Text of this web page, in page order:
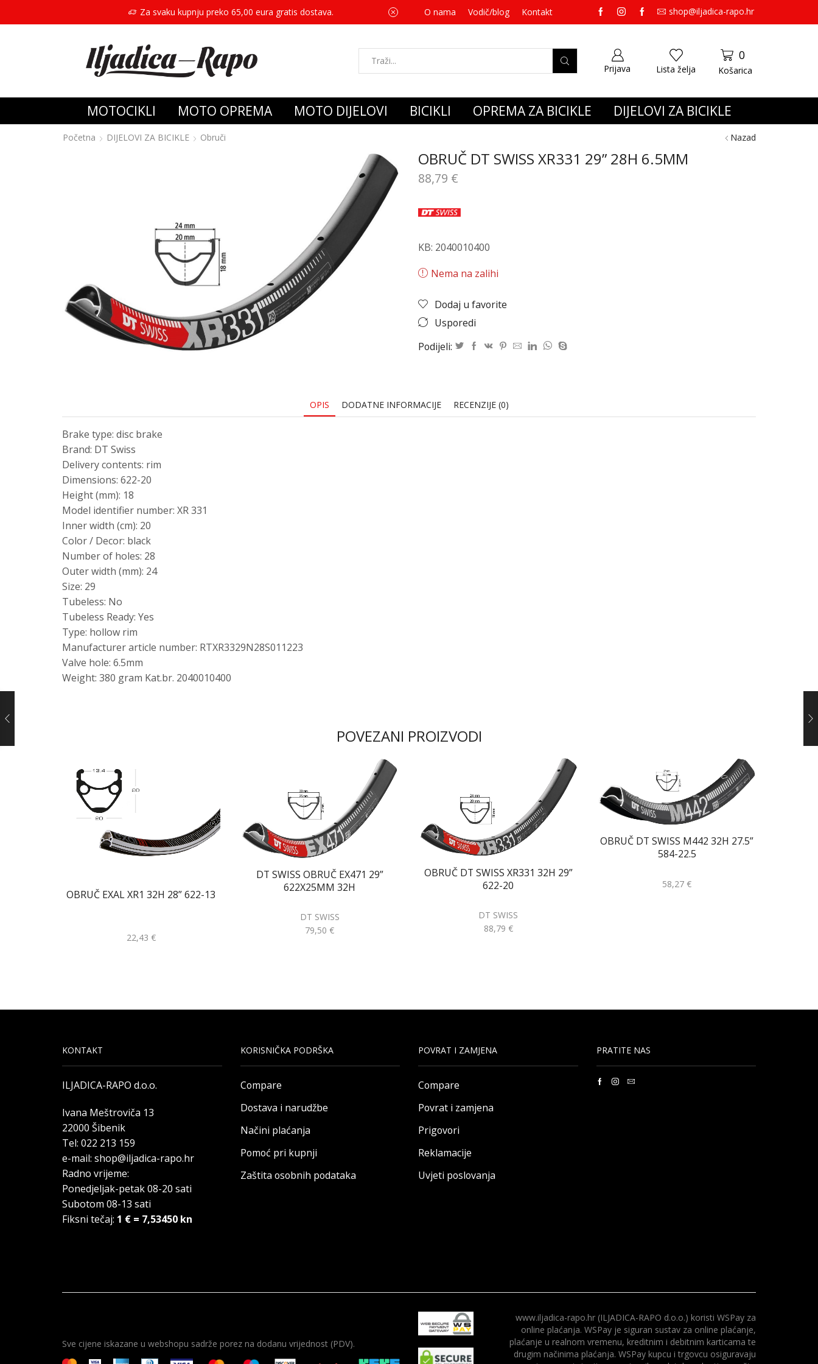
Za svaku kupnju preko 65,00 eura gratis dostava. Za svaku kupnju preko 65,00 eura gratis dostava.
O nama Vodič/blog Kontakt shop@iljadica-rapo.hr
Prijava Lista želja
0
Košarica
MOTOCIKLI MOTO OPREMA MOTO DIJELOVI BICIKLI OPREMA ZA BICIKLE DIJELOVI ZA BICIKLE
Početna DIJELOVI ZA BICIKLE Obruči Nazad
OBRUČ DT SWISS XR331 29” 28H 6.5MM
88,79 €
KB: 2040010400
Nema na zalihi
Dodaj u favorite
Usporedi
Podijeli:
OPIS DODATNE INFORMACIJE RECENZIJE (0)
Brake type: disc brake
Brand: DT Swiss
Delivery contents: rim
Dimensions: 622-20
Height (mm): 18
Model identifier number: XR 331
Inner width (cm): 20
Color / Decor: black
Number of holes: 28
Outer width (mm): 24
Size: 29
Tubeless: No
Tubeless Ready: Yes
Type: hollow rim
Manufacturer article number: RTXR3329N28S011223
Valve hole: 6.5mm
Weight: 380 gram Kat.br. 2040010400
POVEZANI PROIZVODI
OBRUČ EXAL XR1 32H 28” 622-13
22,43 €
DT SWISS OBRUČ EX471 29”
622X25MM 32H
DT SWISS
79,50€
OBRUČ DT SWISS XR331 32H 29”
622-20
DT SWISS
88,79 €
OBRUČ DT SWISS M442 32H 27.5”
584-22.5
58,27€
KONTAKT
ILJADICA-RAPO d.o.o.
Ivana Meštroviča 13
22000 Šibenik
Tel: 022 213 159
e-mail: shop@iljadica-rapo.hr
Radno vrijeme:
Ponedjeljak-petak 08-20 sati
Subotom 08-13 sati
Fiksni tečaj: 1 € = 7,53450 kn
KORISNIČKA PODRŠKA
Compare
Dostava i narudžbe
Načini plaćanja
Pomoć pri kupnji
Zaštita osobnih podataka
POVRAT I ZAMJENA
Compare
Povrat i zamjena
Prigovori
Reklamacije
Uvjeti poslovanja
PRATITE NAS
Sve cijene iskazane u webshopu sadrže porez na dodanu vrijednost (PDV).
www.iljadica-rapo.hr (ILJADICA-RAPO d.o.o.) koristi WSPay za
online plaćanja. WSPay je siguran sustav za online plaćanje,
plaćanje u realnom vremenu, kreditnim i debitnim karticama te
drugim načinima plaćanja. WSPay kupcu i trgovcu osiguravaju